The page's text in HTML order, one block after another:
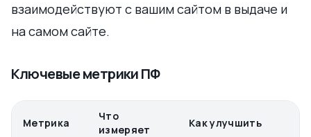
взаимодействуют с вашим сайтом в выдаче и
на самом сайте.
Ключевые метрики ПФ
Метрика
Что
измеряет
Как улучшить